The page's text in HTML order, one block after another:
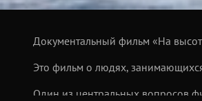
Документальный фильм «На
Это фильм о людях,
Один из центральных вопросов